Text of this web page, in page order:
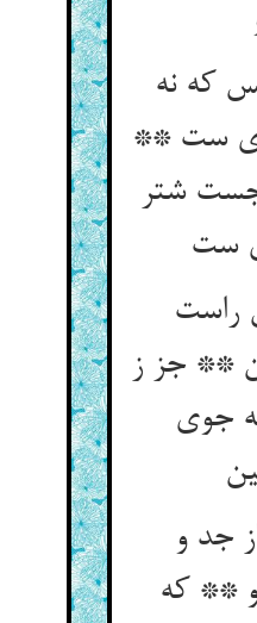
که نه
ست **
جست شتر
ست‏
راست
** جز ز
جوی
جد و
** که